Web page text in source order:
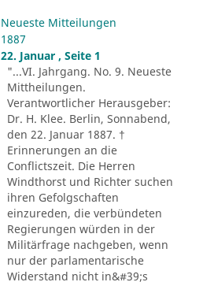
Neueste Mitteilungen
1887
22. Januar , Seite 1
"...VI. Jahrgang. No. 9. Neueste
Mittheilungen.
Verantwortlicher Herausgeber:
Dr. H. Klee. Berlin, Sonnabend,
den 22. Januar 1887. †
Erinnerungen an die
Conflictszeit. Die Herren
Windthorst und Richter suchen
ihren Gefolgschaften
einzureden, die verbündeten
Regierungen würden in der
Militärfrage nachgeben, wenn
nur der parlamentarische
Widerstand nicht in&#39;s